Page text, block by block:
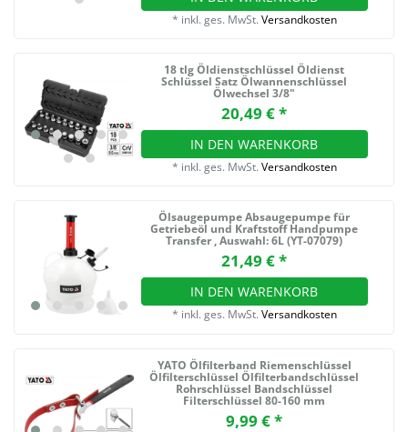
* inkl. ges. MwSt. Versandkosten
18 tlg Öldienstschlüssel Öldienst
Schlüssel Satz Ölwannenschlüssel
Ölwechsel 3/8"
20,49 € *
IN DEN WARENKORB
* inkl. ges. MwSt. Versandkosten
Ölsaugepumpe Absaugepumpe für
Getriebeöl und Kraftstoff Handpumpe
Transfer , Auswahl: 6L (YT-07079)
21,49 € *
IN DEN WARENKORB
* inkl. ges. MwSt. Versandkosten
YATO Ölfilterband Riemenschlüssel
Ölfilterschlüssel Ölfilterbandschlüssel
Rohrschlüssel Bandschlüssel
Filterschlüssel 80-160 mm
9,99 € *